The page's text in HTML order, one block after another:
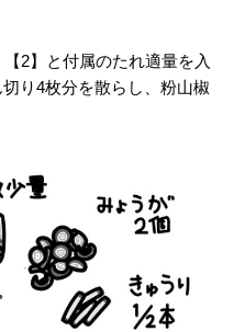
2】と付属のたれ適量を入
り4枚分を散らし、粉山椒